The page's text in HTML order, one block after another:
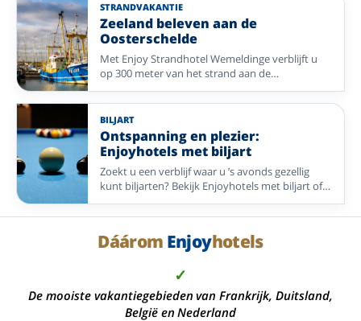
STRANDVAKANTIE
Zeeland beleven aan de
Oosterschelde
Met Enjoy Strandhotel Wemeldinge verblijft u
op 300 meter van het strand aan de
Oosterschelde: ideaal voor Zeeuwse rust,
wandelen en fietsen.
BILJART
Ontspanning en plezier:
Enjoyhotels met biljart
Zoekt u een verblijf waar u ’s avonds gezellig
kunt biljarten? Bekijk Enjoyhotels met biljart of
poolbiljart in Nederland, Duitsland en België.
Dáárom Enjoyhotels
✓
De mooiste vakantiegebieden van Frankrijk, Duitsland,
België en Nederland